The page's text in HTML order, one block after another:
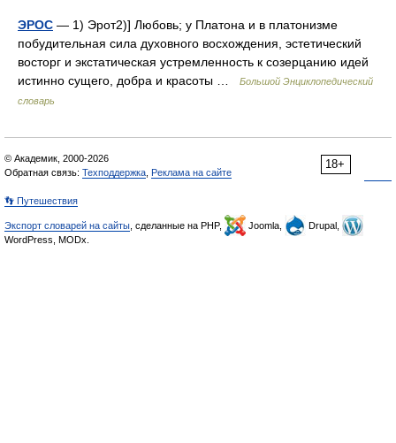
ЭРОС — 1) Эрот2)] Любовь; у Платона и в платонизме
побудительная сила духовного восхождения, эстетический
восторг и экстатическая устремленность к созерцанию идей
истинно сущего, добра и красоты …
Большой Энциклопедический
словарь
18+
© Академик, 2000-2026
Обратная связь: Техподдержка Реклама на сайте
👣 Путешествия
Экспорт словарей на сайты , сделанные на PHP, Joomla,
Drupal,
WordPress, MODx.